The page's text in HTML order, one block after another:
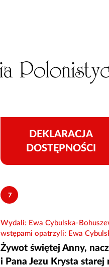
DEKLARACJA
DOSTĘPNOŚCI
7
Wydali: Ewa Cybulska-
wstępami opatrzyli: Ewa
Żywot świętej Anny,
i Pana Jezu Krysta starej